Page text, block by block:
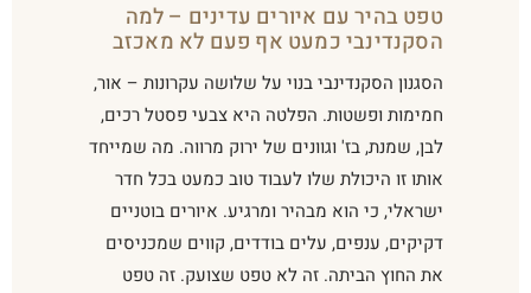
טפט בהיר עם איורים עדינים – למה
הסקנדינבי כמעט אף פעם לא מאכזב
הסגנון הסקנדינבי בנוי על שלושה עקרונות – אור,
חמימות ופשטות. הפלטה היא צבעי פסטל רכים,
לבן, שמנת, בז' וגוונים של ירוק מרווה. מה שמייחד
אותו זו היכולת שלו לעבוד טוב כמעט בכל חדר
ישראלי, כי הוא מבהיר ומרגיע. איורים בוטניים
דקיקים, ענפים, עלים בודדים, קווים שמכניסים
את החוץ הביתה. זה לא טפט שצועק. זה טפט